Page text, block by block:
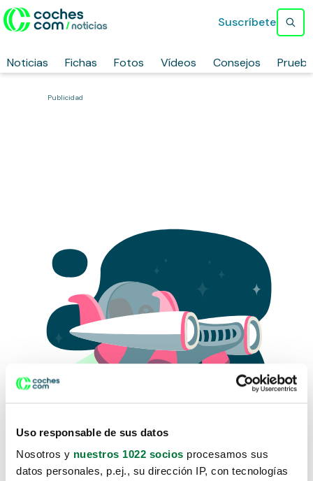
Uso responsable de sus datos
Nosotros y nuestros 1022 socios procesamos sus
datos personales, p.ej., su dirección IP, con tecnologías
Noticias Fichas Fotos Vídeos Consejos
Suscríbete
Publicidad